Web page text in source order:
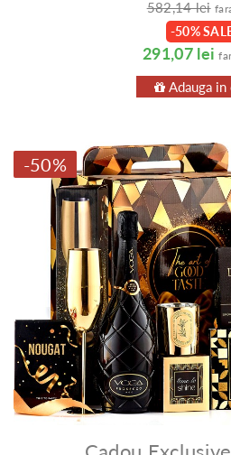
582,14 lei
-50%
291,07 lei
Adauga in
-50%